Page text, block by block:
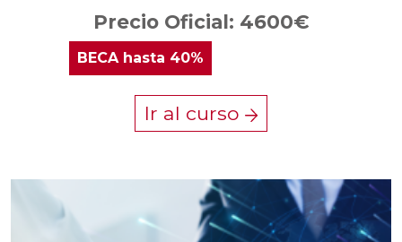
Precio Oficial: 4600€
BECAhasta 40%
Ir al curso